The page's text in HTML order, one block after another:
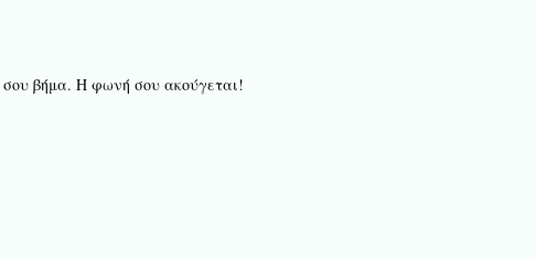
σου βήμα. Η φωνή σου ακούγεται!